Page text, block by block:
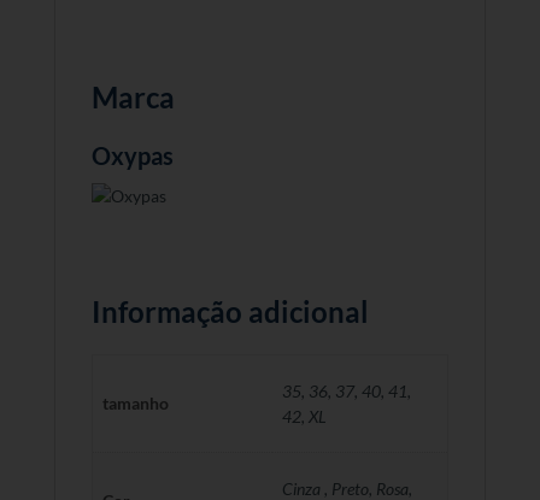
Marca
Oxypas
Informação adicional
tamanho
35, 36, 37, 40, 41,
42, XL
Cinza , Preto, Rosa,